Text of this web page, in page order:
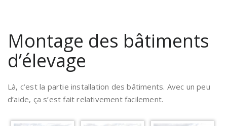
Montage des bâtiments
d’élevage
Là, c’est la partie installation des bâtiments. Avec un peu
d’aide, ça s’est fait relativement facilement.